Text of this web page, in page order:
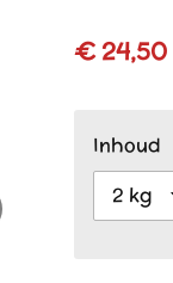
€ 24,50
Inhoud